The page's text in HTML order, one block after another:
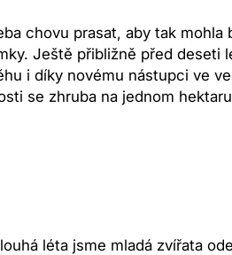
chovu prasat, aby tak
Ještě přibližně před deseti
i díky novému nástupci ve
se zhruba na jednom
léta jsme mladá zvířata